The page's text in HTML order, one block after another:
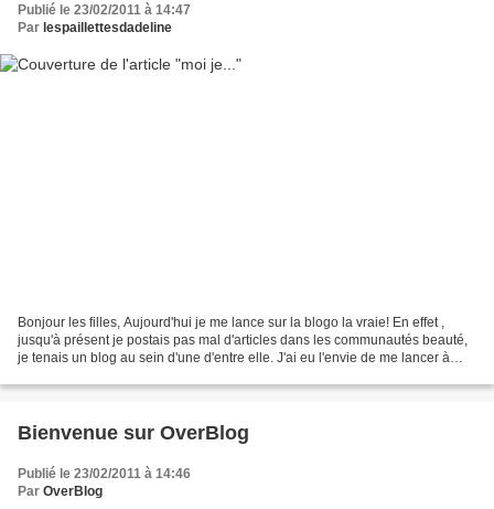
Publié le 23/02/2011 à 14:47
Par lespaillettesdadeline
Bonjour les filles, Aujourd'hui je me lance sur la blogo la vraie! En effet ,
jusqu'à présent je postais pas mal d'articles dans les communautés beauté,
je tenais un blog au sein d'une d'entre elle. J'ai eu l'envie de me lancer à
Bienvenue sur OverBlog
Publié le 23/02/2011 à 14:46
Par OverBlog